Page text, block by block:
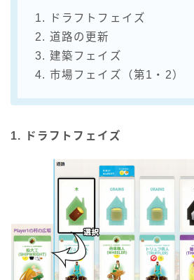
1. ドラフトフェイズ
2. 道路の更新
3. 建築フェイズ
4. 市場フェイズ（第1・2）
1. ドラフトフェイズ